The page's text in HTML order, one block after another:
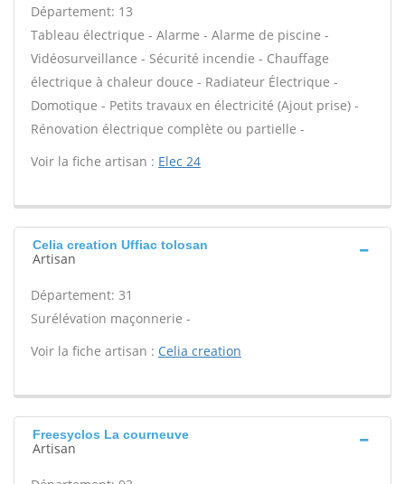
Département: 13
Tableau électrique - Alarme - Alarme de piscine -
Vidéosurveillance - Sécurité incendie - Chauffage
électrique à chaleur douce - Radiateur Électrique -
Domotique - Petits travaux en électricité (Ajout prise) -
Rénovation électrique complète ou partielle -
Voir la fiche artisan : Elec 24
Celia creation Uffiac tolosan
Artisan
Département: 31
Surélévation maçonnerie -
Voir la fiche artisan : Celia creation
Freesyclos La courneuve
Artisan